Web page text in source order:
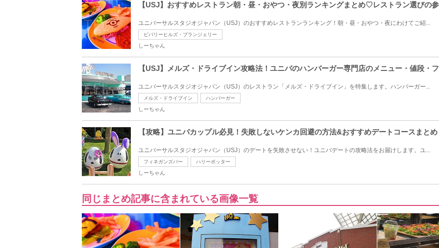
【USJ】おすすめレストラン朝・昼・おやつ・夜別ランキングまとめ♡レストラン選びの
ユニバーサルスタジオジャパン（USJ）のおすすめレストランランキング！朝・昼・おやつ・夜にわけてご紹...
ビバリーヒルズ・ブランジェリー
しーちゃん
【USJ】メルズ・ドライブイン攻略法！ユニバのハンバーガー専門店のメニュー・値段・
ユニバーサルスタジオジャパン（USJ）のレストラン「メルズ・ドライブイン」を特集します。ハンバーガー...
メルズ・ドライブイン ハンバーガー
しーちゃん
【攻略】ユニバカップル必見！失敗しないケンカ回避の方法&おすすめデートコースまとめ
ユニバーサルスタジオジャパン（USJ）のデートを失敗させない！ユニバデートの攻略法をお届けします。ユ...
フィネガンズバー ハリーポッター
しーちゃん
同じまとめ記事に含まれている画像一覧